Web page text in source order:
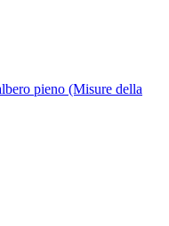
pieno (Misure della